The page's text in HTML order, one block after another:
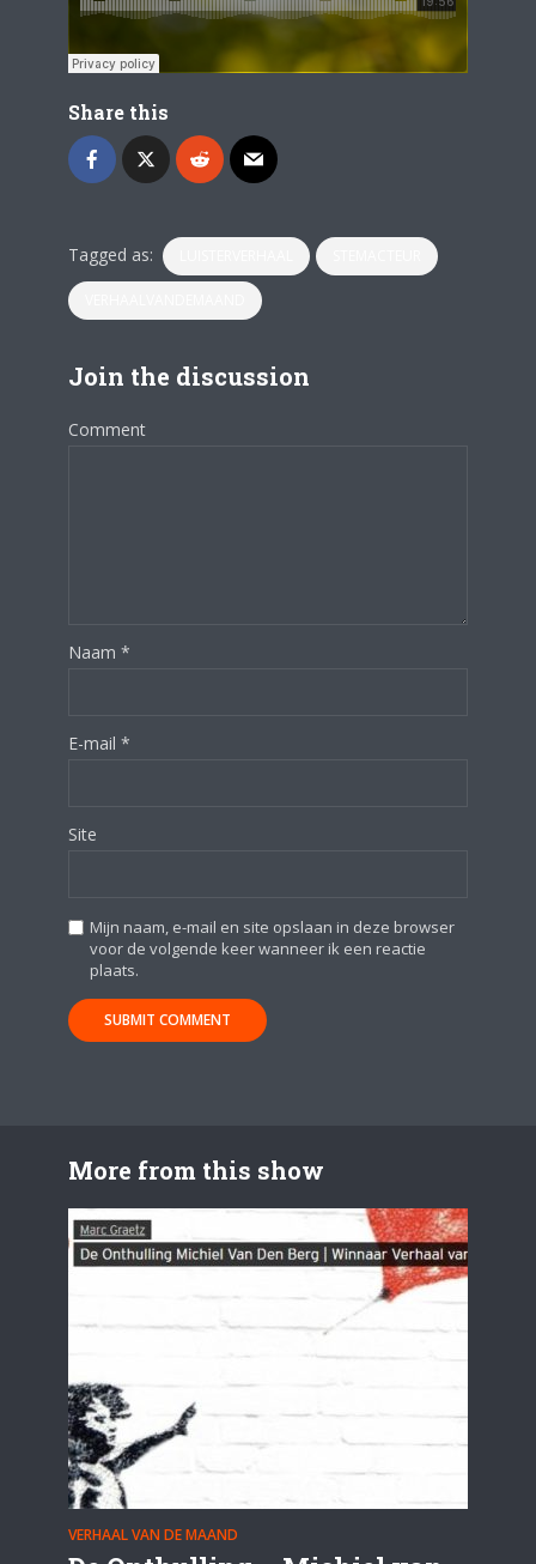
Share this
Tagged as:
Join the discussion
Comment
Naam *
E-mail *
Site
Mijn naam, e-mail en site opslaan in deze browser
voor de volgende keer wanneer ik een reactie
plaats.
More from this show
VERHAAL VAN DE MAAND